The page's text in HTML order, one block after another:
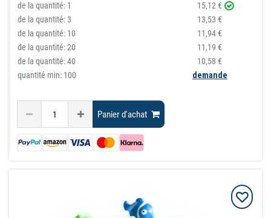
de la quantité: 1
15,12 €
de la quantité:3
13,53 €
de la quantité: 10
11,94 €
de la quantité:20
11,19 €
de la quantité:40
10,58 €
quantité min: 100
demande
Panier d'achat